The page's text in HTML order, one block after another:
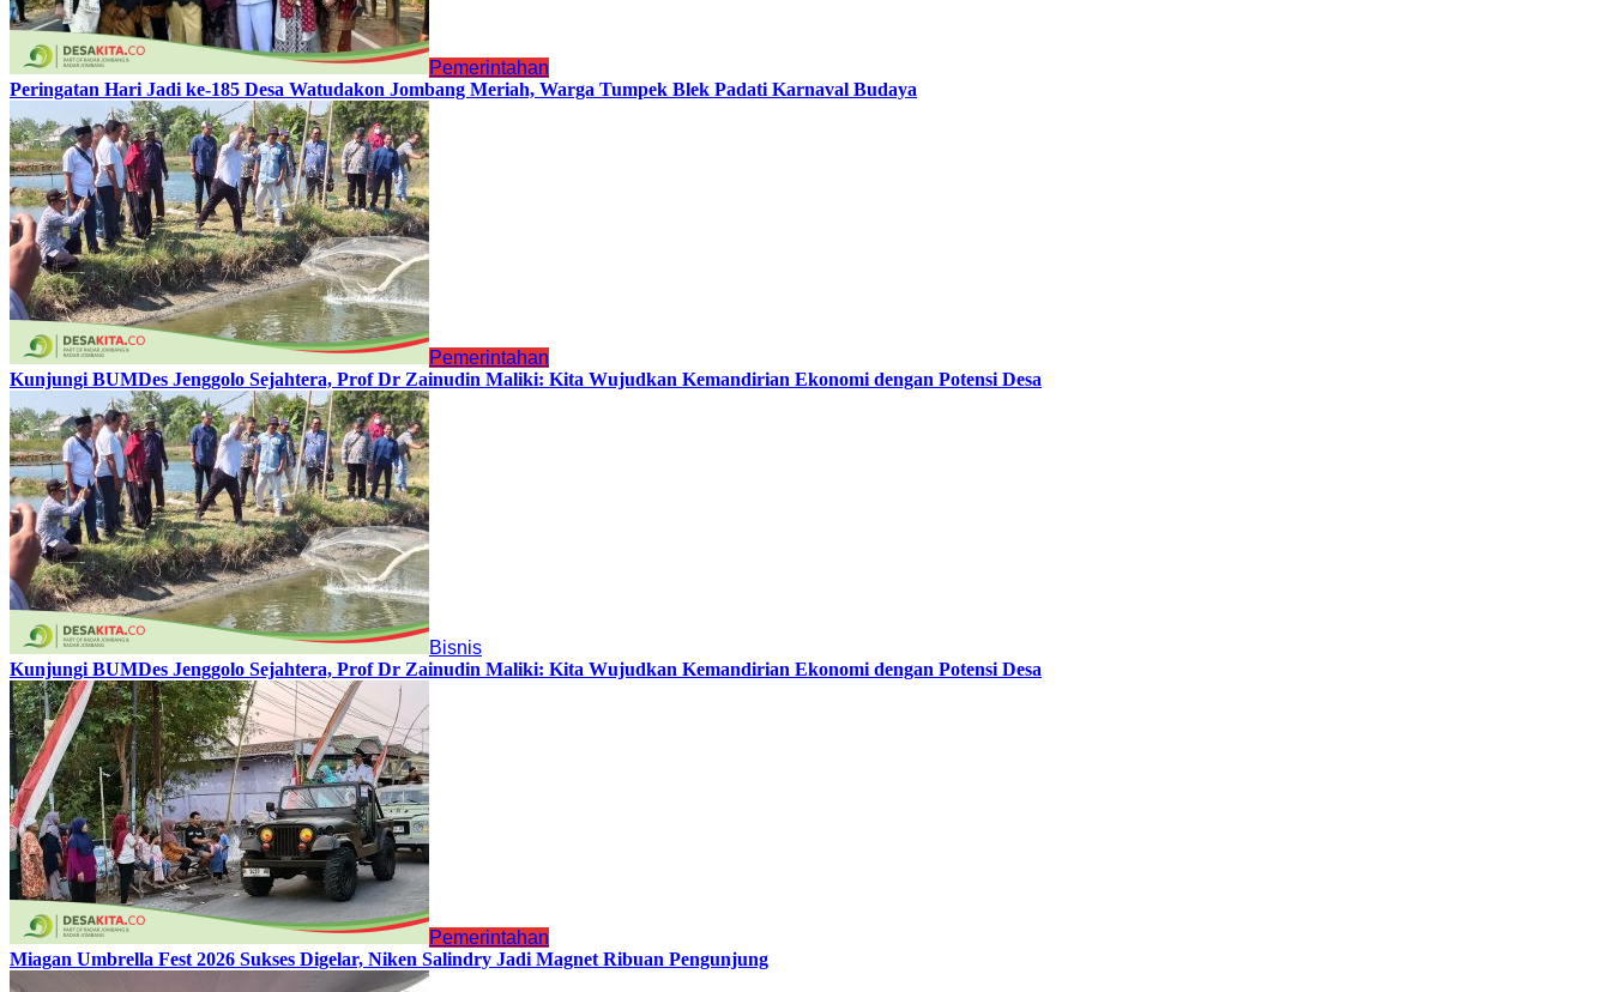
Pemerintahan
Peringatan Hari Jadi ke-185 Desa Watudakon Jombang Meriah, Warga Tumpek Blek Padati Karnaval Budaya
Pemerintahan
Kunjungi BUMDes Jenggolo Sejahtera, Prof Dr Zainudin Maliki: Kita Wujudkan Kemandirian Ekonomi dengan Potensi Desa
Bisnis
Kunjungi BUMDes Jenggolo Sejahtera, Prof Dr Zainudin Maliki: Kita Wujudkan Kemandirian Ekonomi dengan Potensi Desa
Pemerintahan
Miagan Umbrella Fest 2026 Sukses Digelar, Niken Salindry Jadi Magnet Ribuan Pengunjung